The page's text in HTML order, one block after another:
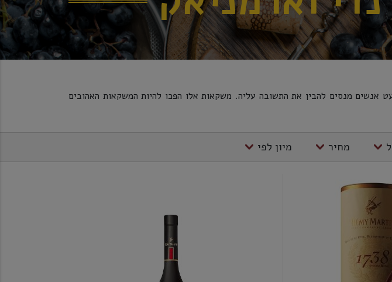
אנשים מנסים להבין את התשובה עליה. משקאות אלו הפכו להיות המשקאות האהובים
מחיר מיון לפי